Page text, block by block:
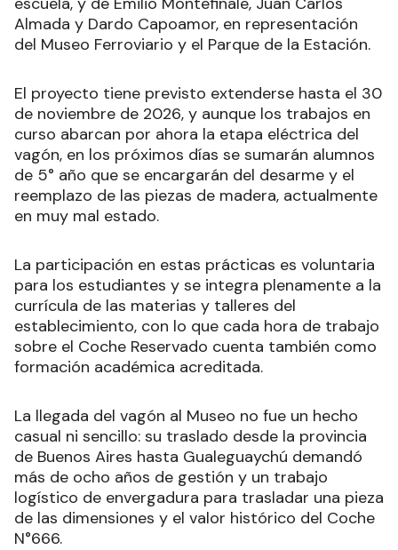
Almada y Dardo Capoamor, en representación
del Museo Ferroviario y el Parque de la Estación.
El proyecto tiene previsto extenderse hasta el 30
de noviembre de 2026, y aunque los trabajos en
curso abarcan por ahora la etapa eléctrica del
vagón, en los próximos días se sumarán alumnos
de 5° año que se encargarán del desarme y el
reemplazo de las piezas de madera, actualmente
en muy mal estado.
La participación en estas prácticas es voluntaria
para los estudiantes y se integra plenamente a la
currícula de las materias y talleres del
establecimiento, con lo que cada hora de trabajo
sobre el Coche Reservado cuenta también como
formación académica acreditada.
La llegada del vagón al Museo no fue un hecho
casual ni sencillo: su traslado desde la provincia
de Buenos Aires hasta Gualeguaychú demandó
más de ocho años de gestión y un trabajo
logístico de envergadura para trasladar una pieza
de las dimensiones y el valor histórico del Coche
N°666.